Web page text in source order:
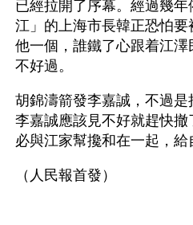
已經拉開了序幕。經過幾
江」的上海市長韓正恐怕
他一個，誰鐵了心跟着江
不好過。
胡錦濤箭發李嘉誠，不過是
李嘉誠應該見不好就趕快
必與江家幫攙和在一起，